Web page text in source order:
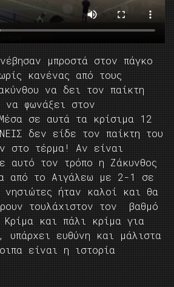
μπροστά στον πάγκο
κανένας από τους
να δει τον παίκτη
να φωνάξει στον
σε αυτά τα κρίσιμα 12
δεν είδε τον παίκτη του
στο τέρμα! Αν είναι
αυτό τον τρόπο η Ζάκυνθος
από το Αιγάλεω με 2-1 σε
ήταν καλοί και θα
τουλάχιστον τον βαθμό
και πάλι κρίμα για
υπάρχει ευθύνη και μάλιστα
είναι η ιστορία